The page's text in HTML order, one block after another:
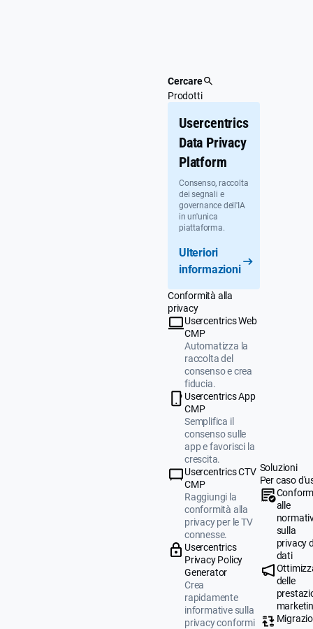
Cercare
Prodotti
Usercentrics
Data Privacy
Platform
Consenso, raccolta
dei segnali e
governance dell'IA
in un'unica
piattaforma.
Ulteriori
informazioni
Conformità alla
privacy
Usercentrics Web
CMP
Automatizza la
raccolta del
consenso e crea
fiducia.
Usercentrics App
CMP
Semplifica il
consenso sulle
app e favorisci la
crescita.
Usercentrics CTV
CMP
Raggiungi la
conformità alla
privacy per le TV
connesse.
Usercentrics
Privacy Policy
Generator
Crea
rapidamente
informative sulla
privacy conformi
Soluzioni
Per caso
alle
sulla
privacy
dati
delle